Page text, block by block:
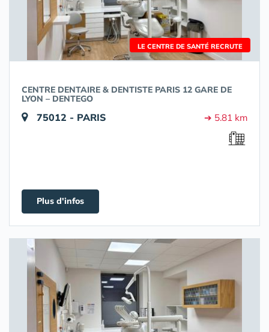
LE CENTRE DE SANTÉ RECRUTE
CENTRE DENTAIRE & DENTISTE PARIS 12 GARE DE
LYON – DENTEGO
75012 - PARIS ➔ 5.81 km
Plus d'infos